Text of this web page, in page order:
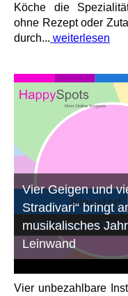
Köche die
ohne Rezept oder
durch... weiterlesen
Vier Geigen und
Stradivari“ bringt
musikalisches
Leinwand
Vier unbezahlbare